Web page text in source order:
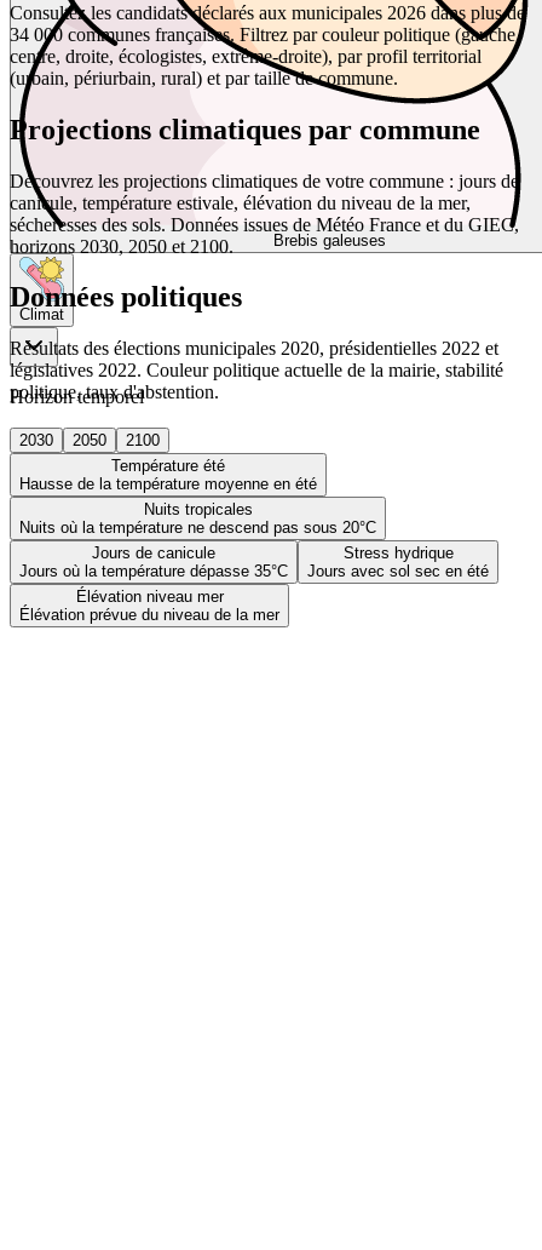
Brebis galeuses
Climat
Horizon temporel
2030 2050
2100
Température été
Hausse de la température moyenne en été
Nuits tropicales
Nuits où la température ne descend pas sous 20°C
Jours de canicule
Jours où la température dépasse 35°C
Stress hydrique
Jours avec sol sec en été
Élévation niveau mer
Élévation prévue du niveau de la mer
Consultez les candidats déclarés aux municipales 2026 dans plus de
34 000 communes françaises. Filtrez par couleur politique (gauche,
centre, droite, écologistes, extrême-droite), par profil territorial
(urbain, périurbain, rural) et par taille de commune.
Projections climatiques par commune
Découvrez les projections climatiques de votre commune : jours de
canicule, température estivale, élévation du niveau de la mer,
sécheresses des sols. Données issues de Météo France et du GIEC,
horizons 2030, 2050 et 2100.
Données politiques
Résultats des élections municipales 2020, présidentielles 2022 et
législatives 2022. Couleur politique actuelle de la mairie, stabilité
politique, taux d'abstention.